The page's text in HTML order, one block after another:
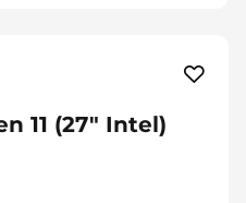
11 (27" Intel)